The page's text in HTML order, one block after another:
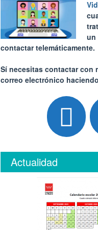
un
contactar telemáticamente.
Sí necesitas contactar con
correo electrónico
Actualidad